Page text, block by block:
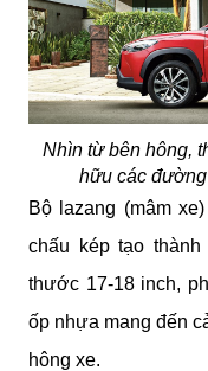
Nhìn từ bên hông,
hữu các
Bộ lazang (mâm
chấu kép tạo thành
thước 17-18 inch,
ốp nhựa mang đến
hông xe.